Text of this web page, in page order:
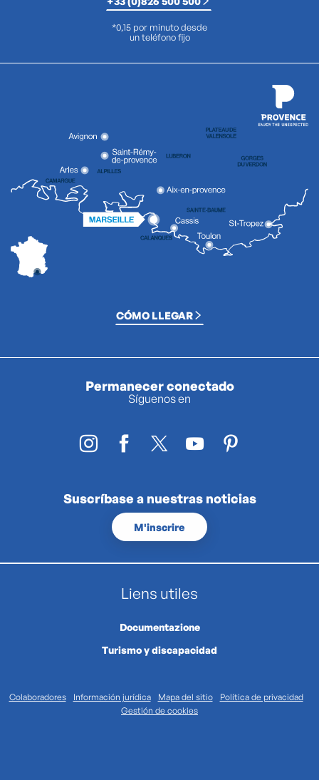
*0,15 por minuto desde
un teléfono fijo
CÓMO LLEGAR
Permanecer conectado
Síguenos en
Suscríbase a nuestras noticias
M'inscrire
Liens utiles
Documentazione
Turismo y discapacidad
Colaboradores Información jurídica Mapa del sitio
Política de privacidad
Gestión de cookies